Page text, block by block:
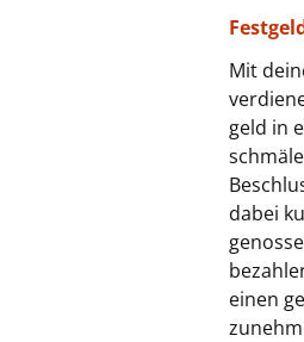
Mit
geld in
dabei
einen